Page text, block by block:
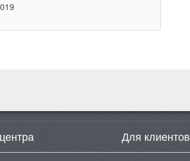
Для клиентов